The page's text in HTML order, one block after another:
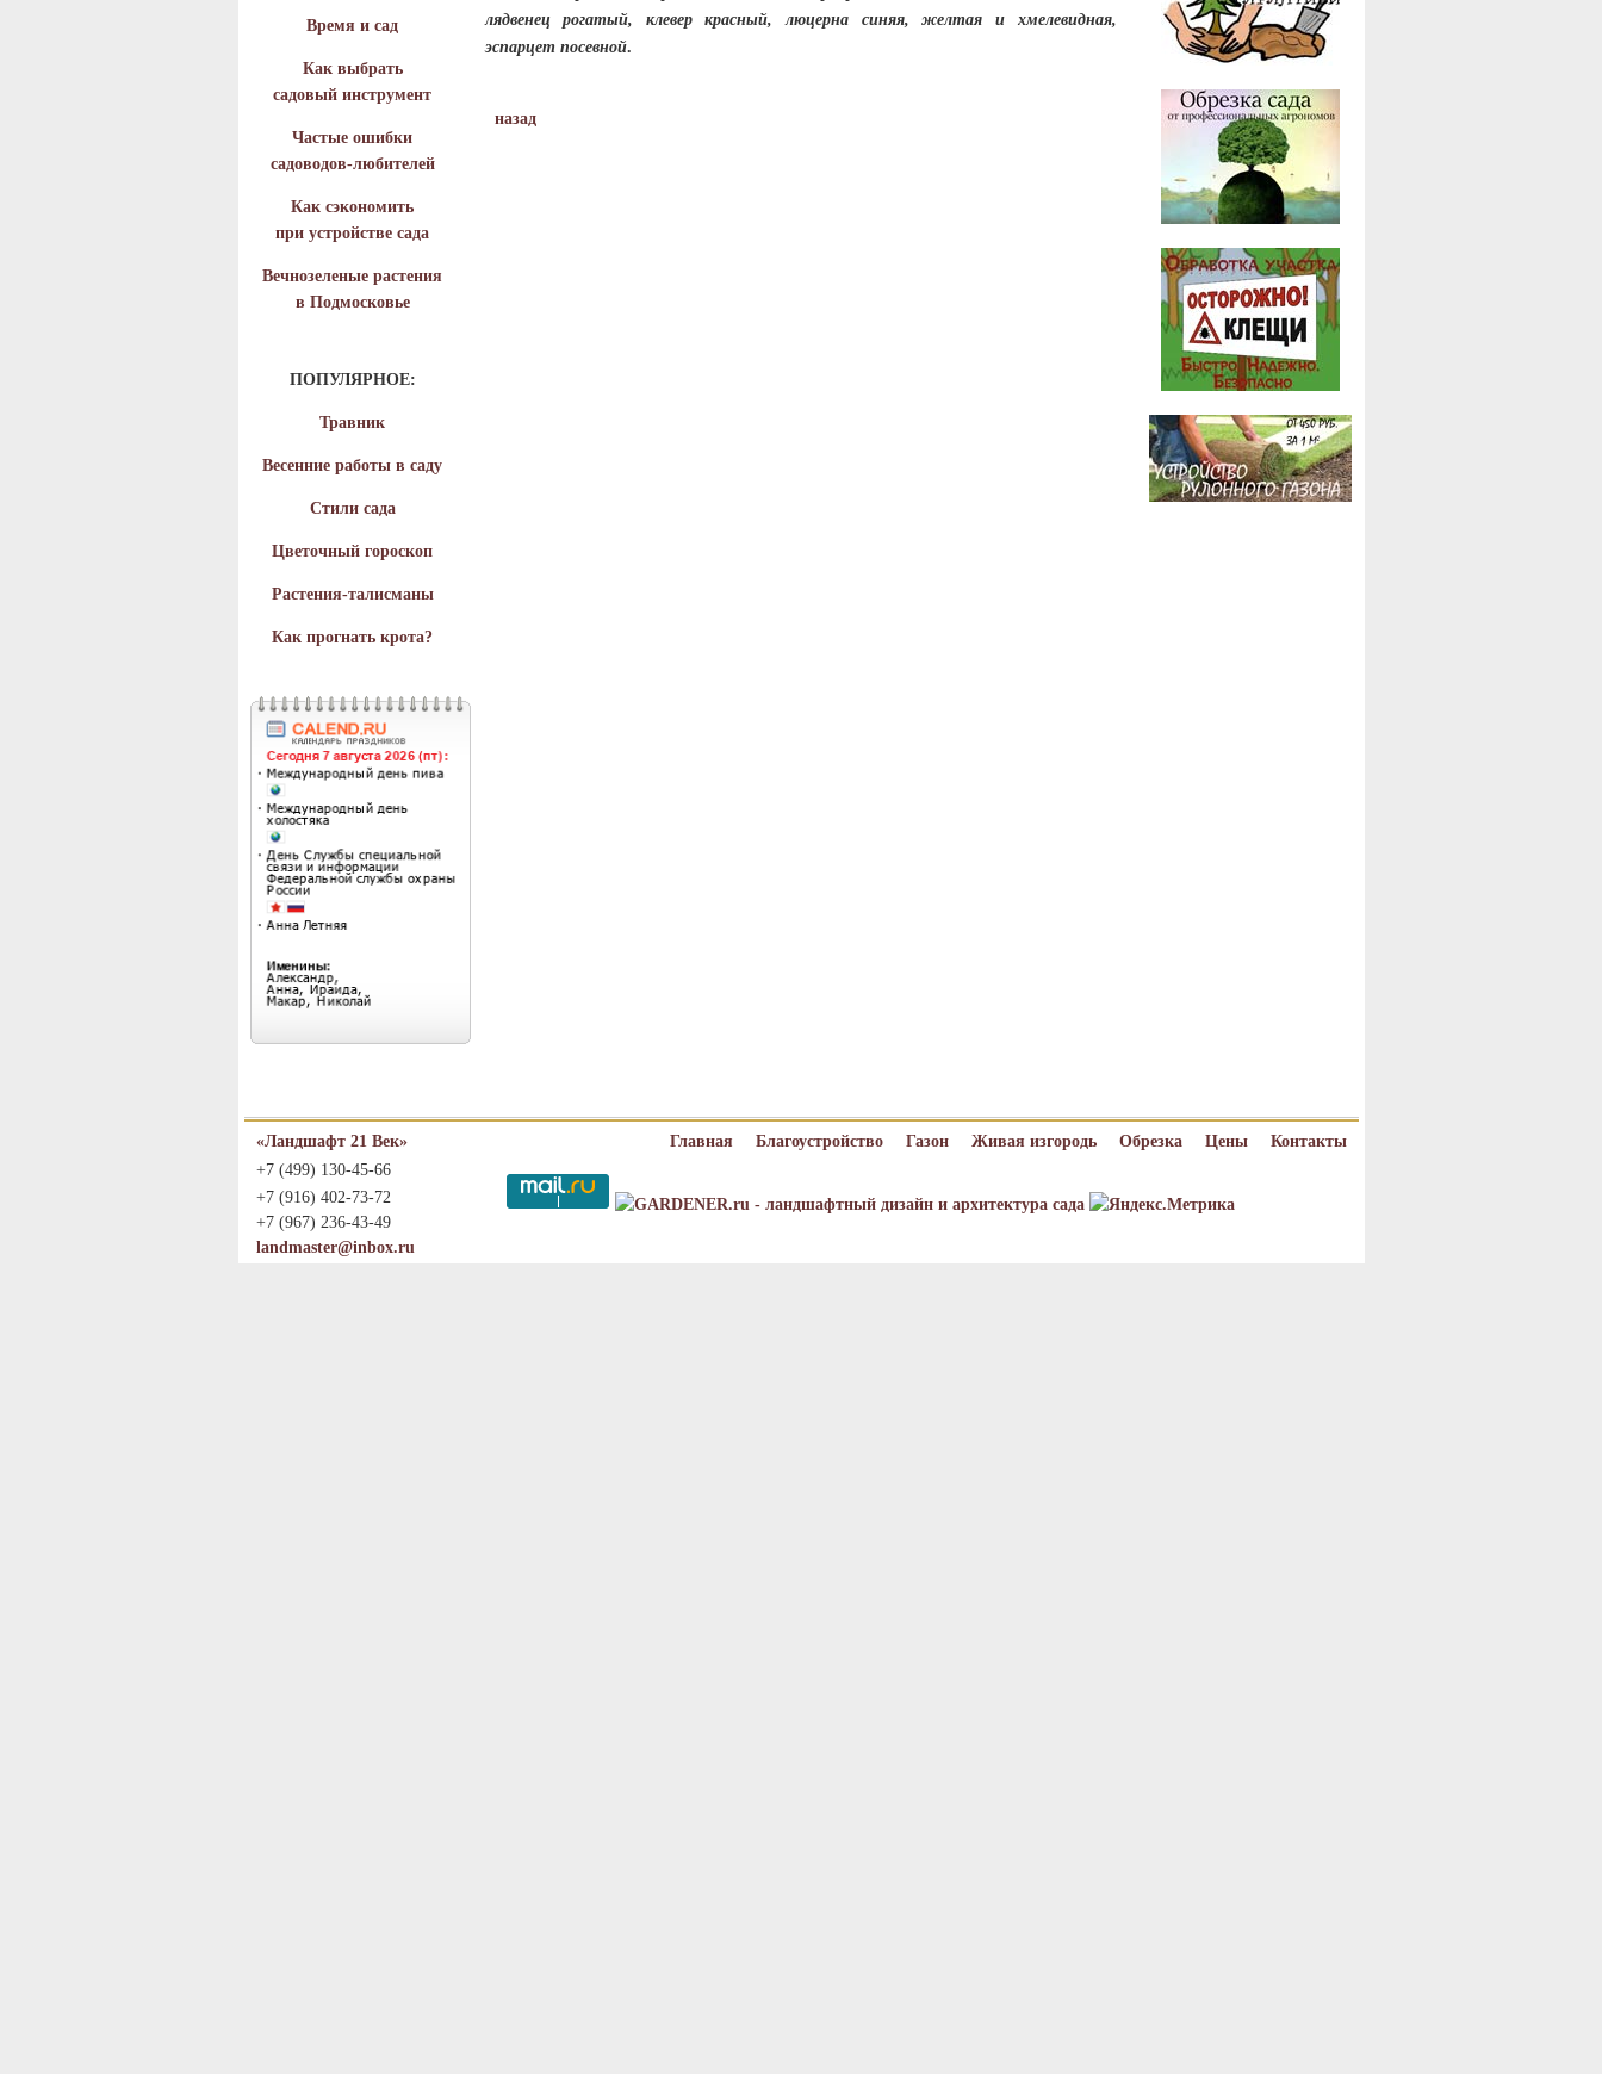
Время и сад
Как выбрать
садовый инструмент
Частые ошибки
садоводов-любителей
Как сэкономить
при устройстве сада
Вечнозеленые растения
в Подмосковье
ПОПУЛЯРНОЕ:
Травник
Весенние работы в саду
Стили сада
Цветочный гороскоп
Растения-талисманы
Как прогнать крота?
лядвенец рогатый, клевер красный, люцерна синяя, желтая и хмелевидная,
эспарцет посевной.
назад
«Ландшафт 21 Век»
+7 (499) 130-45-66
+7 (916) 402-73-72
+7 (967) 236-43-49
landmaster@inbox.ru
Главная Благоустройство Газон Живая изгородь Обрезка Цены Контакты